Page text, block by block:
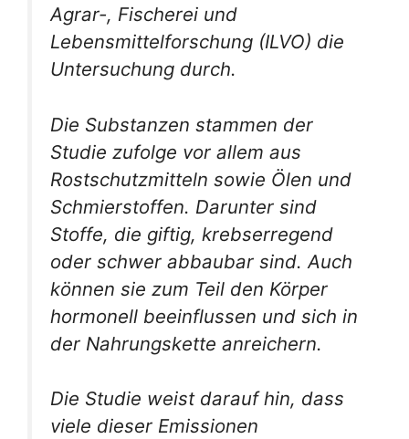
Agrar-, Fischerei und
Lebensmittelforschung (ILVO) die
Untersuchung durch.
Die Substanzen stammen der
Studie zufolge vor allem aus
Rostschutzmitteln sowie Ölen und
Schmierstoffen. Darunter sind
Stoffe, die giftig, krebserregend
oder schwer abbaubar sind. Auch
können sie zum Teil den Körper
hormonell beeinflussen und sich in
der Nahrungskette anreichern.
Die Studie weist darauf hin, dass
viele dieser Emissionen